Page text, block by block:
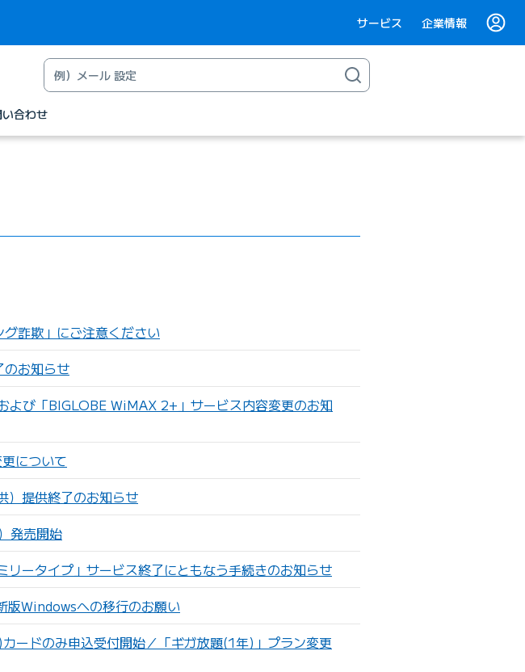
サービス 企業情報
合わせ
グ詐欺」にご注意ください
のお知らせ
よび「BIGLOBE WiMAX 2+」サービス内容変更のお知
について
）提供終了のお知らせ
発売開始
ータイプ」サービス終了にともなう手続きのお知らせ
版Windowsへの移行のお願い
ードのみ申込受付開始／「ギガ放題(1年)」プラン変更